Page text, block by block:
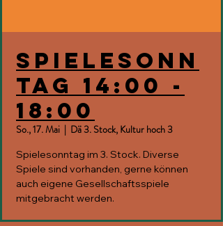
Spielesonn
tag 14:00 -
18:00
So., 17. Mai
  |
Dä 3. Stock, Kultur hoch 3
Spielesonntag im 3. Stock. Diverse
Spiele sind vorhanden, gerne können
auch eigene Gesellschaftsspiele
mitgebracht werden.